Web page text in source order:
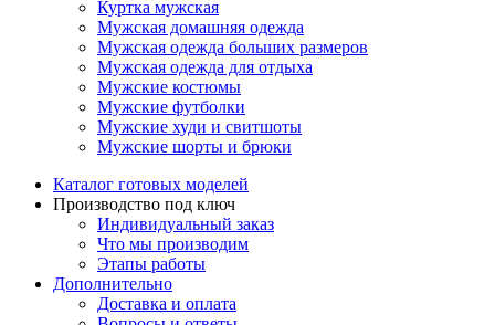
Куртка мужская
Мужская домашняя одежда
Мужская одежда больших размеров
Мужская одежда для отдыха
Мужские костюмы
Мужские футболки
Мужские худи и свитшоты
Мужские шорты и брюки
Каталог готовых моделей
Производство под ключ
Индивидуальный заказ
Что мы производим
Этапы работы
Дополнительно
Доставка и оплата